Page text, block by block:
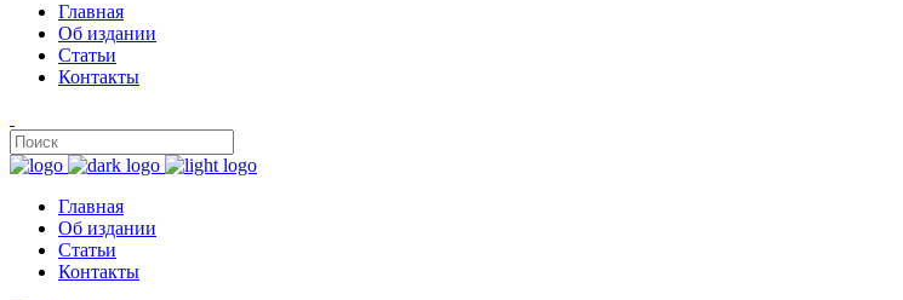
Главная
Об издании
Статьи
Контакты
Главная
Об издании
Статьи
Контакты